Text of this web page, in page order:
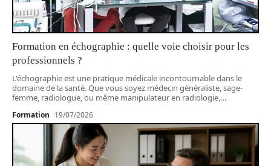
Formation en échographie : quelle voie choisir pour les
professionnels ?
L'échographie est une pratique médicale incontournable dans le
domaine de la santé. Que vous soyez médecin généraliste, sage-
femme, radiologue, ou même manipulateur en radiologie,…
Formation 19/07/2026